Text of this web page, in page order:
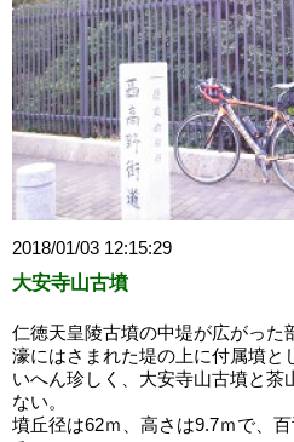
2018/01/03 12:15:29
大安寺山古墳
仁徳天皇陵古墳の中堤が広がった
濠にはさまれた堤の上に付属墳と
いへん珍しく、大安寺山古墳と茶
ない。
墳丘径は62ｍ、高さは9.7ｍで、